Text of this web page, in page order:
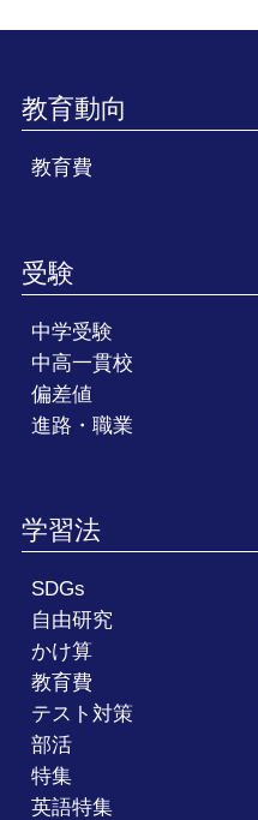
教育動向
教育費
受験
中学受験
中高一貫校
偏差値
進路・職業
学習法
SDGs
自由研究
かけ算
教育費
テスト対策
部活
特集
英語特集